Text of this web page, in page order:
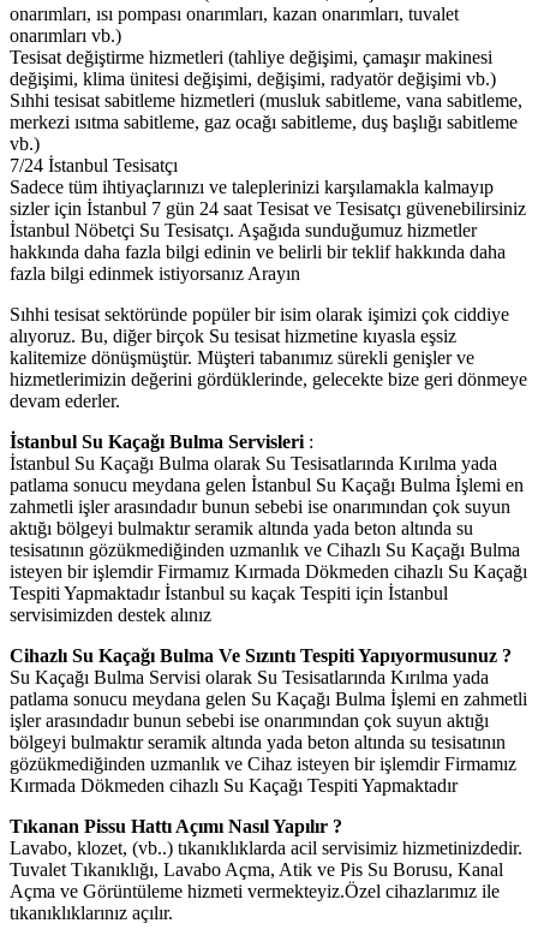
onarımları, ısı pompası onarımları, kazan onarımları, tuvalet
onarımları vb.)
Tesisat değiştirme hizmetleri (tahliye değişimi, çamaşır makinesi
değişimi, klima ünitesi değişimi, değişimi, radyatör değişimi vb.)
Sıhhi tesisat sabitleme hizmetleri (musluk sabitleme, vana sabitleme,
merkezi ısıtma sabitleme, gaz ocağı sabitleme, duş başlığı sabitleme
vb.)
7/24 İstanbul Tesisatçı
Sadece tüm ihtiyaçlarınızı ve taleplerinizi karşılamakla kalmayıp
sizler için İstanbul 7 gün 24 saat Tesisat ve Tesisatçı güvenebilirsiniz
İstanbul Nöbetçi Su Tesisatçı. Aşağıda sunduğumuz hizmetler
hakkında daha fazla bilgi edinin ve belirli bir teklif hakkında daha
fazla bilgi edinmek istiyorsanız Arayın
Sıhhi tesisat sektöründe popüler bir isim olarak işimizi çok ciddiye
alıyoruz. Bu, diğer birçok Su tesisat hizmetine kıyasla eşsiz
kalitemize dönüşmüştür. Müşteri tabanımız sürekli genişler ve
hizmetlerimizin değerini gördüklerinde, gelecekte bize geri dönmeye
devam ederler.
İstanbul Su Kaçağı Bulma Servisleri :
İstanbul Su Kaçağı Bulma olarak Su Tesisatlarında Kırılma yada
patlama sonucu meydana gelen İstanbul Su Kaçağı Bulma İşlemi en
zahmetli işler arasındadır bunun sebebi ise onarımından çok suyun
aktığı bölgeyi bulmaktır seramik altında yada beton altında su
tesisatının gözükmediğinden uzmanlık ve Cihazlı Su Kaçağı Bulma
isteyen bir işlemdir Firmamız Kırmada Dökmeden cihazlı Su Kaçağı
Tespiti Yapmaktadır İstanbul su kaçak Tespiti için İstanbul
servisimizden destek alınız
Cihazlı Su Kaçağı Bulma Ve Sızıntı Tespiti Yapıyormusunuz ?
Su Kaçağı Bulma Servisi olarak Su Tesisatlarında Kırılma yada
patlama sonucu meydana gelen Su Kaçağı Bulma İşlemi en zahmetli
işler arasındadır bunun sebebi ise onarımından çok suyun aktığı
bölgeyi bulmaktır seramik altında yada beton altında su tesisatının
gözükmediğinden uzmanlık ve Cihaz isteyen bir işlemdir Firmamız
Kırmada Dökmeden cihazlı Su Kaçağı Tespiti Yapmaktadır
Tıkanan Pissu Hattı Açımı Nasıl Yapılır ?
Lavabo, klozet, (vb..) tıkanıklıklarda acil servisimiz hizmetinizdedir.
Tuvalet Tıkanıklığı, Lavabo Açma, Atik ve Pis Su Borusu, Kanal
Açma ve Görüntüleme hizmeti vermekteyiz.Özel cihazlarımız ile
tıkanıklıklarınız açılır.